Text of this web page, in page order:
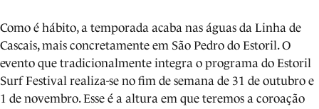
Como é hábito, a temporada acaba nas águas da Linha de
Cascais, mais concretamente em São Pedro do Estoril. O
evento que tradicionalmente integra o programa do Estoril
Surf Festival realiza-se no fim de semana de 31 de outubro e
1 de novembro. Esse é a altura em que teremos a coroação